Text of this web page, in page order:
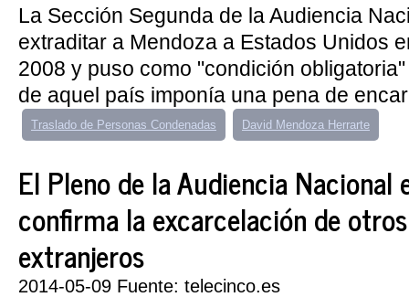
La Sección Segunda de la Audiencia
extraditar a Mendoza a Estados Unidos
2008 y puso como "condición
de aquel país imponía una pena de
Traslado de Personas Condenadas David Mendoza Herrarte
El Pleno de la Audiencia Nacional
confirma la excarcelación de
extranjeros
2014-05-09 Fuente: telecinco.es